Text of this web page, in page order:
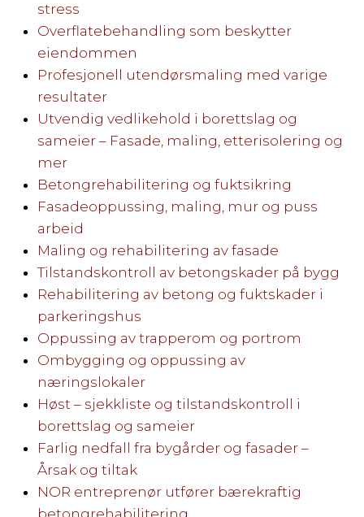
stress
Overflatebehandling som beskytter
eiendommen
Profesjonell utendørsmaling med varige
resultater
Utvendig vedlikehold i borettslag og
sameier – Fasade, maling, etterisolering og
mer
Betongrehabilitering og fuktsikring
Fasadeoppussing, maling, mur og puss
arbeid
Maling og rehabilitering av fasade
Tilstandskontroll av betongskader på bygg
Rehabilitering av betong og fuktskader i
parkeringshus
Oppussing av trapperom og portrom
Ombygging og oppussing av
næringslokaler
Høst – sjekkliste og tilstandskontroll i
borettslag og sameier
Farlig nedfall fra bygårder og fasader –
Årsak og tiltak
NOR entreprenør utfører bærekraftig